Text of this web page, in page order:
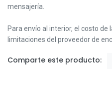
mensajería.
Para envío al interior, el costo de
limitaciones del proveedor de
Comparte este producto: